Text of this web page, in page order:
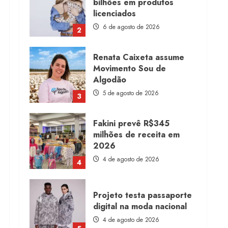
2
licenciados
3
Movimento Sou de
Algodão
5 de agosto de 2026
4
Fakini prevê R$345
milhões de receita em
2026
5
digital na moda nacional
4 de agosto de 2026